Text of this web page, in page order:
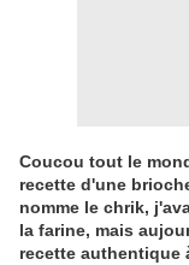
Coucou tout le
recette d'une
nomme le chrik,
la farine, mais
recette authentique